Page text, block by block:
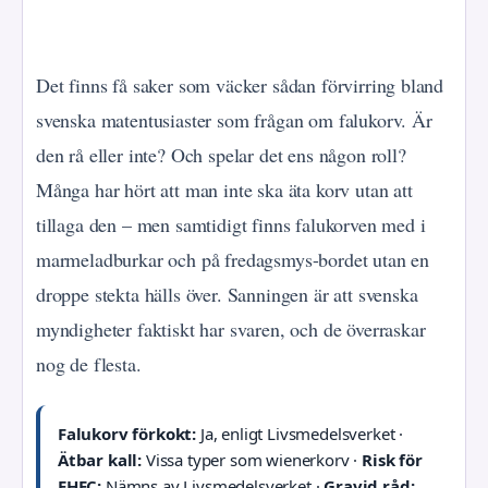
Det finns få saker som väcker sådan förvirring bland
svenska matentusiaster som frågan om falukorv. Är
den rå eller inte? Och spelar det ens någon roll?
Många har hört att man inte ska äta korv utan att
tillaga den – men samtidigt finns falukorven med i
marmeladburkar och på fredagsmys-bordet utan en
droppe stekta hälls över. Sanningen är att svenska
myndigheter faktiskt har svaren, och de överraskar
nog de flesta.
Falukorv förkokt: Ja, enligt Livsmedelsverket ·
Ätbar kall: Vissa typer som wienerkorv · Risk för